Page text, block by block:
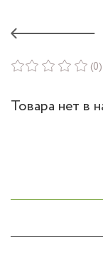
(0)
Товара нет в